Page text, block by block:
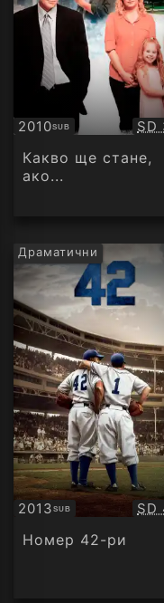
2010SUB
Субтитри SD
Какво ще стане,
ако...
Драматични
2013SUB
Субтитри SD
Номер 42-ри